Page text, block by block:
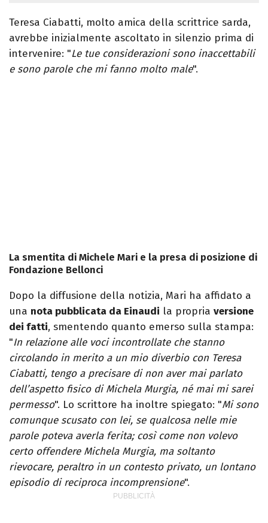
Teresa Ciabatti, molto amica della scrittrice sarda,
avrebbe inizialmente ascoltato in silenzio prima di
intervenire: "Le tue considerazioni sono inaccettabili
e sono parole che mi fanno molto male".
La smentita di Michele Mari e la presa di posizione di
Fondazione Bellonci
Dopo la diffusione della notizia, Mari ha affidato a
una nota pubblicata da Einaudi la propria versione
dei fatti, smentendo quanto emerso sulla stampa:
"In relazione alle voci incontrollate che stanno
circolando in merito a un mio diverbio con Teresa
Ciabatti, tengo a precisare di non aver mai parlato
dell’aspetto fisico di Michela Murgia, né mai mi sarei
permesso". Lo scrittore ha inoltre spiegato: "Mi sono
comunque scusato con lei, se qualcosa nelle mie
parole poteva averla ferita; così come non volevo
certo offendere Michela Murgia, ma soltanto
rievocare, peraltro in un contesto privato, un lontano
episodio di reciproca incomprensione".